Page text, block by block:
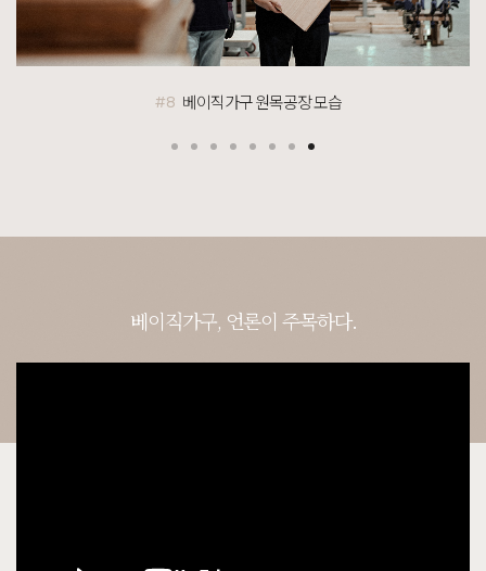
#1 베이직가구 원목공장 모습
베이직가구, 언론이 주목하다.